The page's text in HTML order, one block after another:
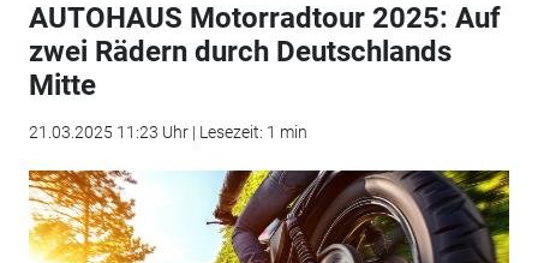
AUTOHAUS Motorradtour 2025: Auf
zwei Rädern durch Deutschlands
Mitte
21.03.2025 11:23 Uhr | Lesezeit: 1 min